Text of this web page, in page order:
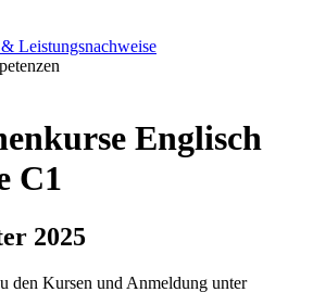
Leistungsnachweise
Englisch
C1
2025
den Kursen und Anmeldung unter